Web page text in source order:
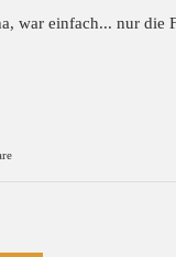
war einfach... nur die